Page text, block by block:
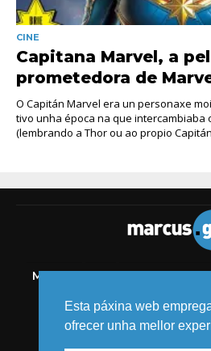
CINE
Capitana Marvel, a
prometedora de
O Capitán Marvel era un personaxe
tivo unha época na que intercambiaba
(lembrando a Thor ou ao propio
MELIDE TIC AUDIOVISUAL
EVENTOS
Esta páxina web
ofrecer unha mellor